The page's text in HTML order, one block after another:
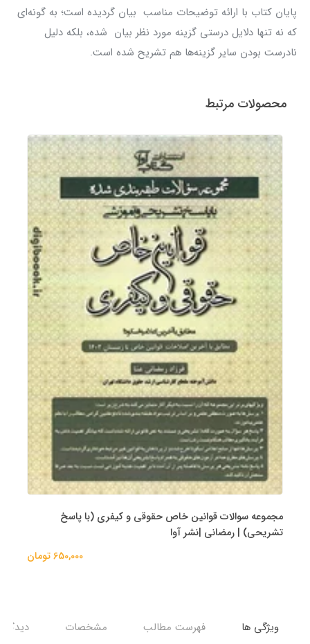
پایان کتاب با ارائه توضیحات مناسب بیان گردیده است؛ به گونه‌ای
که نه تنها دلایل درستی گزینه مورد نظر بیان شده، بلکه دلیل
نادرست بودن سایر گزینه‌ها هم تشریح شده است.
محصولات مرتبط
مجموعه سوالات قوانین خاص حقوقی و کیفری (با پاسخ
تشریحی) | رمضانی |نشر آوا
650,000 تومان
ویژگی ها فهرست مطالب مشخصات